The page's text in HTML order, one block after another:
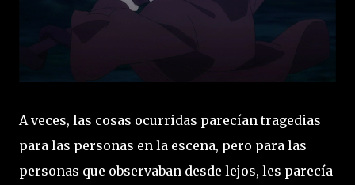
A veces, las cosas ocurridas parecían tragedias
para las personas en la escena, pero para las
personas que observaban desde lejos, les parecía